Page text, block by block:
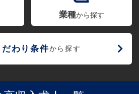
業種から探す
だわり条件から探す